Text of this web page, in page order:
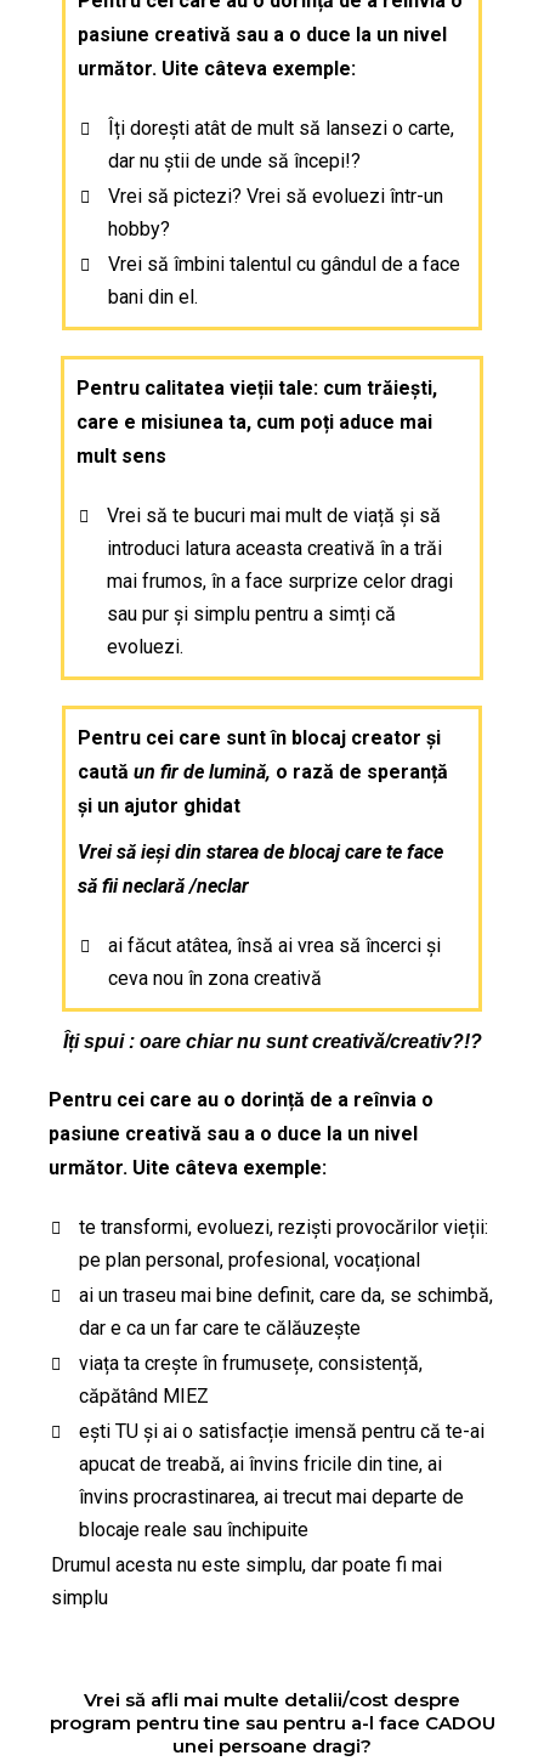
pasiune creativă sau a o duce la un nivel
următor. Uite câteva exemple:
Îți dorești atât de mult să lansezi o carte,
dar nu știi de unde să începi!?
Vrei să pictezi? Vrei să evoluezi într-un
hobby?
Vrei să îmbini talentul cu gândul de a face
bani din el.
Pentru calitatea vieții tale: cum trăiești,
care e misiunea ta, cum poți aduce mai
mult sens
Vrei să te bucuri mai mult de viață și să
introduci latura aceasta creativă în a trăi
mai frumos, în a face surprize celor dragi
sau pur și simplu pentru a simți că
evoluezi.
Pentru cei care sunt în blocaj creator și
caută un fir de lumină, o rază de speranță
și un ajutor ghidat
Vrei să ieși din starea de blocaj care te face
să fii neclară /neclar
ai făcut atâtea, însă ai vrea să încerci și
ceva nou în zona creativă
Îți spui : oare chiar nu sunt creativă/creativ?!?
Pentru cei care au o dorință de a reînvia o
pasiune creativă sau a o duce la un nivel
următor. Uite câteva exemple:
te transformi, evoluezi, reziști provocărilor vieții:
pe plan personal, profesional, vocațional
ai un traseu mai bine definit, care da, se schimbă,
dar e ca un far care te călăuzește
viața ta crește în frumusețe, consistență,
căpătând MIEZ
ești TU și ai o satisfacție imensă pentru că te-ai
apucat de treabă, ai învins fricile din tine, ai
învins procrastinarea, ai trecut mai departe de
blocaje reale sau închipuite
Drumul acesta nu este simplu, dar poate fi mai
simplu
Vrei să afli mai multe detalii/cost despre
program pentru tine sau pentru a-l face CADOU
unei persoane dragi?